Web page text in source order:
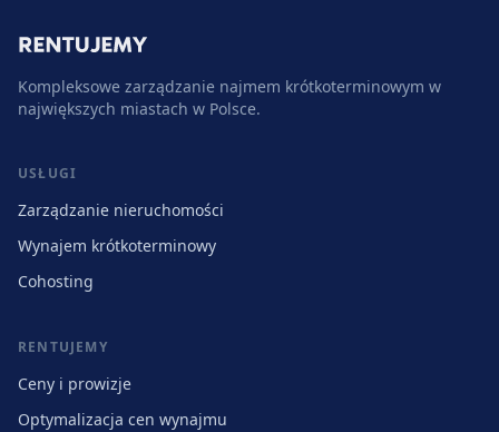
Kompleksowe zarządzanie najmem krótkoterminowym w
największych miastach w Polsce.
USŁUGI
Zarządzanie nieruchomości
Wynajem krótkoterminowy
Cohosting
RENTUJEMY
Ceny i prowizje
Optymalizacja cen wynajmu